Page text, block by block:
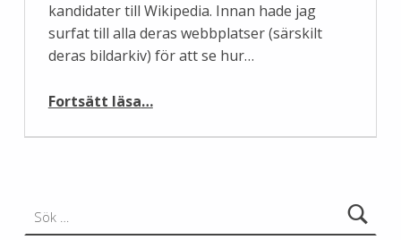
kandidater till Wikipedia. Innan hade jag
surfat till alla deras webbplatser (särskilt
deras bildarkiv) för att se hur…
Fortsätt läsa…